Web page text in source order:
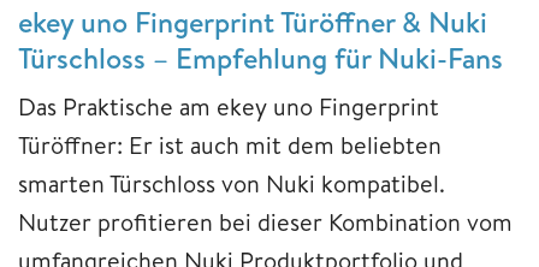
ekey uno Fingerprint Türöffner & Nuki
Türschloss – Empfehlung für Nuki-Fans
Das Praktische am ekey uno Fingerprint
Türöffner: Er ist auch mit dem beliebten
smarten Türschloss von Nuki kompatibel.
Nutzer profitieren bei dieser Kombination vom
umfangreichen Nuki Produktportfolio und